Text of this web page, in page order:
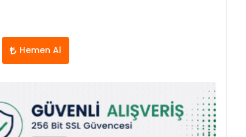
Hemen Al